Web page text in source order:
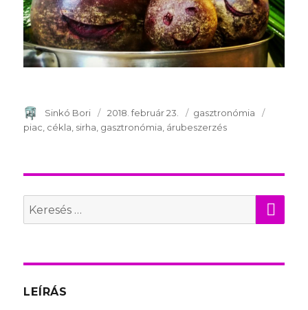
Szerző
Sinkó Bori Publikálva
2018. február 23. Témakör
gasztronómia
piac cékla sirha gasztronómia árubeszerzés
Search
for:
LEÍRÁS